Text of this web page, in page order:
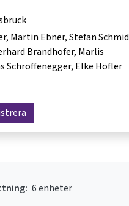
Martin Ebner Stefan Schmid
Brandhofer Marlis
Schroffenegger Elke Höfler
6 enheter